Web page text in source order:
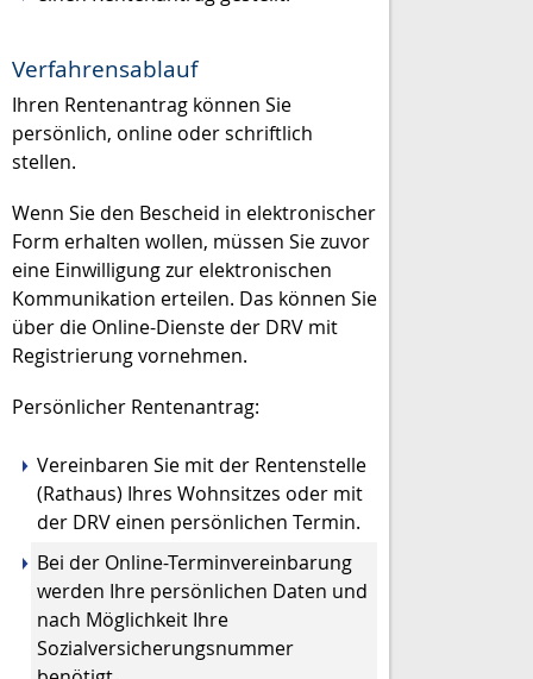
Verfahrensablauf
Ihren Rentenantrag können Sie
persönlich, online oder schriftlich
stellen.
Wenn Sie den Bescheid in elektronischer
Form erhalten wollen, müssen Sie zuvor
eine Einwilligung zur elektronischen
Kommunikation erteilen. Das können Sie
über die Online-Dienste der DRV mit
Registrierung vornehmen.
Persönlicher Rentenantrag:
Vereinbaren Sie mit der Rentenstelle
(Rathaus) Ihres Wohnsitzes oder mit
der DRV einen persönlichen Termin.
Bei der Online-Terminvereinbarung
werden Ihre persönlichen Daten und
nach Möglichkeit Ihre
Sozialversicherungsnummer